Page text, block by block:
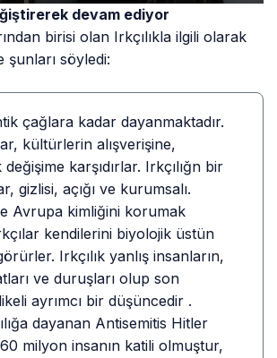
devam ediyor
birisi olan Irkçılıkla ilgili olarak
şunları söyledi:
çağlara kadar dayanmaktadır.
kültürlerin alışverişine,
karşıdırlar. Irkçılığn bir
gizlisi, açığı ve kurumsalı.
Avrupa kimliğini korumak
kendilerini biyolojik üstün
Irkçılık yanlış insanların,
ve duruşları olup son
ayrımcı bir düşüncedir .
dayanan Antisemitis Hitler
milyon insanın katili olmuştur,